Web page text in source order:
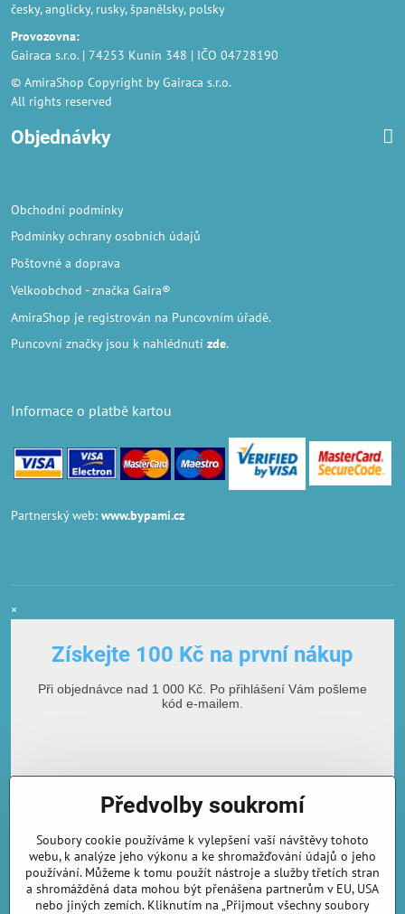
česky, anglicky, rusky, španělsky, polsky
Provozovna:
Gairaca s.r.o. | 74253 Kunín 348 | IČO 04728190
© AmiraShop Copyright by Gairaca s.r.o.
All rights reserved
Objednávky
Obchodní podmínky
Podmínky ochrany osobních údajů
Poštovné a doprava
Velkoobchod - značka Gaira®
AmiraShop je registrován na Puncovním úřadě.
Puncovní značkyjsou k nahlédnutí zde.
Informace o platbě kartou
Partnerský web: www.bypami.cz
×
Získejte 100 Kč na první nákup
Při objednávce nad 1 000 Kč. Po přihlášení Vám pošleme
kód e-mailem.
E-mailová adresa
Předvolby soukromí
Soubory cookie používáme k vylepšení vaší návštěvy tohoto
webu, k analýze jeho výkonu a ke shromažďování údajů o jeho
používání. Můžeme k tomu použít nástroje a služby třetích stran
a shromážděná data mohou být přenášena partnerům v EU, USA
nebo jiných zemích. Kliknutím na „Přijmout všechny soubory